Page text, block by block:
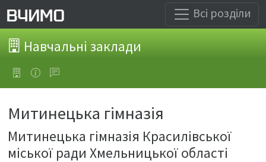
Всі розділи
Навчальні заклади
Митинецька гімназія
Митинецька гімназія Красилівської
міської ради Хмельницької області